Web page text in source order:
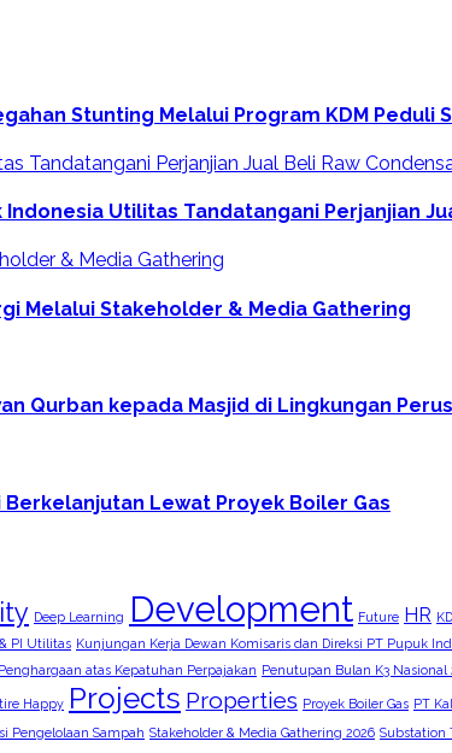
Stunting Melalui Program KDM Peduli
Indonesia Utilitas Tandatangani Perjanjian
Melalui Stakeholder & Media Gathering
Qurban kepada Masjid di Lingkungan
Lewat Proyek Boiler Gas
Deep Learning Development Future HR
PI Utilitas Kunjungan Kerja Dewan Komisaris dan Direksi PT Pupuk
Penghargaan atas Kepatuhan Perpajakan Penutupan Bulan K3 Nasional
Happy Projects Properties Proyek Boiler Gas PT
Pengelolaan Sampah Stakeholder & Media Gathering 2026 Substation